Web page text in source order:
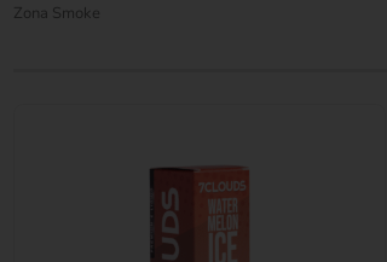
Zona Smoke